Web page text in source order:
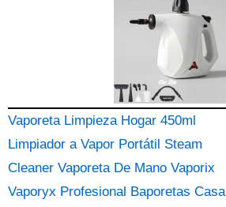
Vaporeta Limpieza Hogar 450ml
Limpiador a Vapor Portátil Steam
Cleaner Vaporeta De Mano Vaporix
Vaporyx Profesional Baporetas Casa